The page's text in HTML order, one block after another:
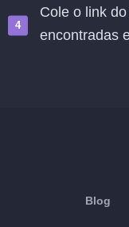
Cole o link
encontradas
Blog